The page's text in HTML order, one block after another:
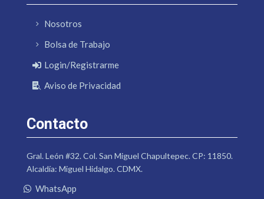
Nosotros
Bolsa de Trabajo
Login/Registrarme
Aviso de Privacidad
Contacto
Gral. León #32. Col. San Miguel Chapultepec. CP: 11850.
Alcaldía: Miguel Hidalgo. CDMX.
WhatsApp